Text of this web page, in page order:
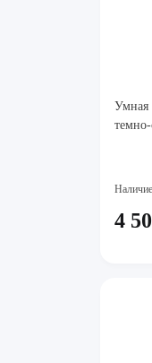
Умная
4